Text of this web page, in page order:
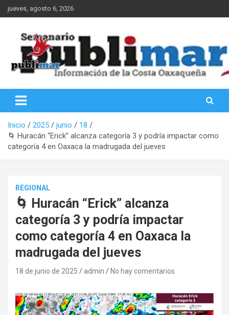
Saltar
al
jueves, agosto 6, 2026
PubliMar
Inicio 2025 junio
18
🌀 Huracán “Erick” alcanza categoría 3 y podría impactar como
categoría 4 en Oaxaca la madrugada del jueves
REGIONAL
🌀 Huracán “Erick” alcanza
categoría 3 y podría impactar
como categoría 4 en Oaxaca la
madrugada del jueves
18 de junio de 2025 admin No hay comentarios